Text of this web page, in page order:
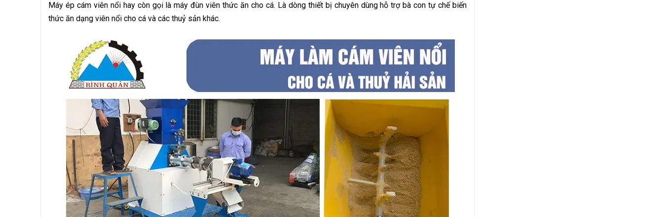
Máy ép cám viên nổi hay còn gọi là máy đùn viên thức ăn cho cá. Là dòng thiết bị chuyên dùng hỗ trợ bà con tự chế biến
thức ăn dạng viên nổi cho cá và các thuỷ sản khác.